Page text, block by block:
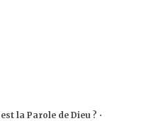
la Parole de Dieu ? •